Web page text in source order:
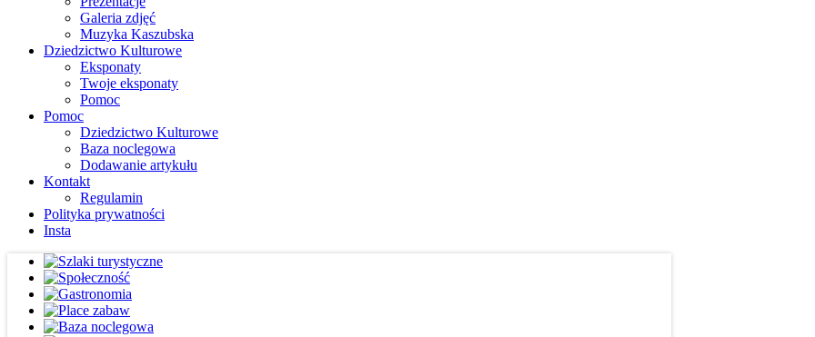
Galeria zdjęć
Muzyka Kaszubska
Dziedzictwo Kulturowe
Eksponaty
Twoje eksponaty
Pomoc
Pomoc
Dziedzictwo Kulturowe
Baza noclegowa
Dodawanie artykułu
Kontakt
Regulamin
Polityka prywatności
Insta